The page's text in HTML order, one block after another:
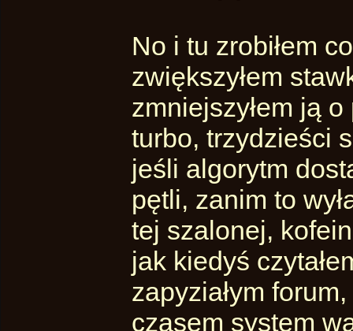
No i tu zrobiłem
zwiększyłem
zmniejszyłem ją
turbo, trzydzieści
jeśli algorytm
pętli, zanim to
tej szalonej,
jak kiedyś
zapyziałym
czasem system